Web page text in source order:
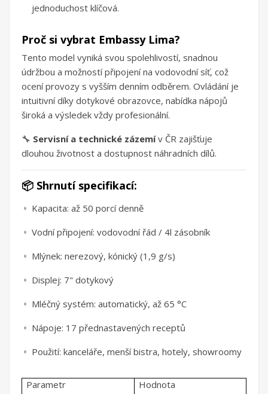
jednoduchost klíčová.
Proč si vybrat Embassy Lima?
Tento model vyniká svou spolehlivostí, snadnou
údržbou a možností připojení na vodovodní síť, což
ocení provozy s vyšším denním odběrem. Ovládání je
intuitivní díky dotykové obrazovce, nabídka nápojů
široká a výsledek vždy profesionální.
🔧 Servisní a technické zázemív ČR zajišťuje
dlouhou životnost a dostupnost náhradních dílů.
📦 Shrnutí specifikací:
Kapacita: až 50 porcí denně
Vodní připojení: vodovodní řád / 4l zásobník
Mlýnek: nerezový, kónický (1,9 g/s)
Displej: 7" dotykový
Mléčný systém: automatický, až 65 °C
Nápoje: 17 přednastavených receptů
Použití: kanceláře, menší bistra, hotely, showroomy
Parametr
Hodnota